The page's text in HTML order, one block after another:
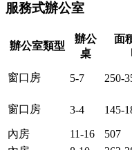
服務式辦公室
辦公室類型
辦公
桌
面
窗口房 5-7 250-
窗口房 3-4 145-
內房 11-16 507